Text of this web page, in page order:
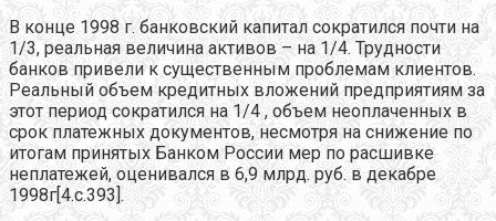
В конце 1998 г. банковский капитал сократился почти на
1/3, реальная величина активов – на 1/4. Трудности
банков привели к существенным проблемам клиентов.
Реальный объем кредитных вложений предприятиям за
этот период сократился на 1/4 , объем неоплаченных в
срок платежных документов, несмотря на снижение по
итогам принятых Банком России мер по расшивке
неплатежей, оценивался в 6,9 млрд. руб. в декабре
1998г[4.c.393].